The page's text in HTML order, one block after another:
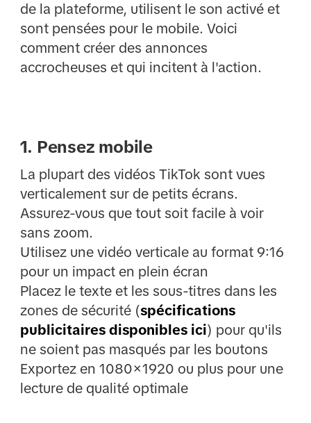
de la plateforme, utilisent le son activé et
sont pensées pour le mobile. Voici
comment créer des annonces
accrocheuses et qui incitent à l'action.
1. Pensez mobile
La plupart des vidéos TikTok sont vues
verticalement sur de petits écrans.
Assurez-vous que tout soit facile à voir
sans zoom.
Utilisez une vidéo verticale au format 9:16
pour un impact en plein écran
Placez le texte et les sous-titres dans les
zones de sécurité (spécifications
publicitaires disponibles ici) pour qu'ils
ne soient pas masqués par les boutons
Exportez en 1080×1920 ou plus pour une
lecture de qualité optimale